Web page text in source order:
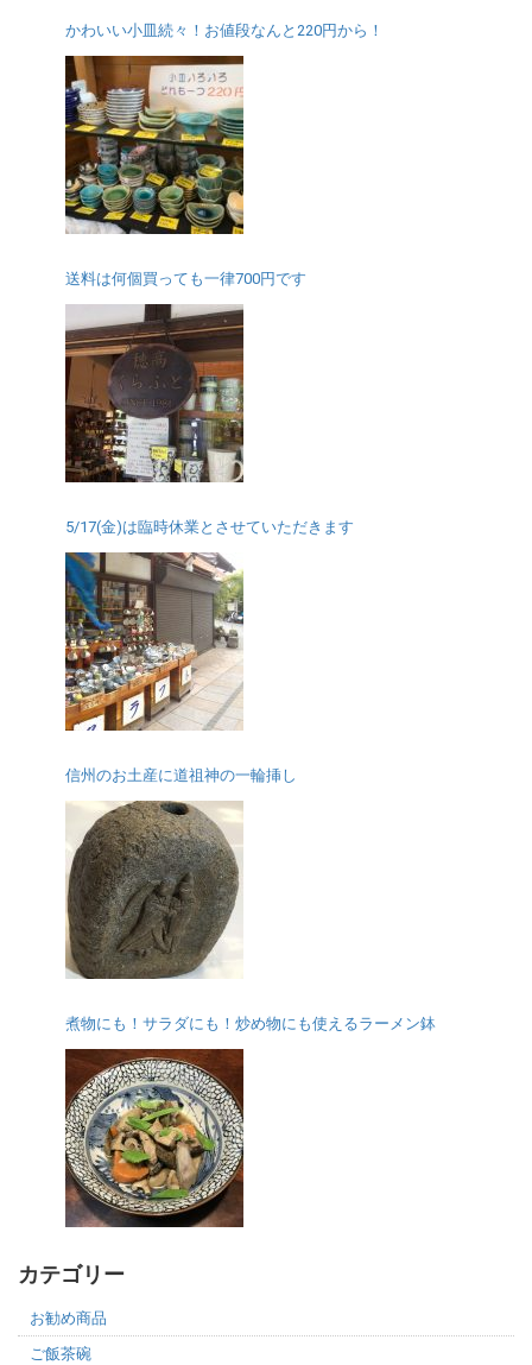
かわいい小皿続々！お値段なんと220円から！
送料は何個買っても一律700円です
5/17(金)は臨時休業とさせていただきます
信州のお土産に道祖神の一輪挿し
煮物にも！サラダにも！炒め物にも使えるラーメン鉢
カテゴリー
お勧め商品
ご飯茶碗